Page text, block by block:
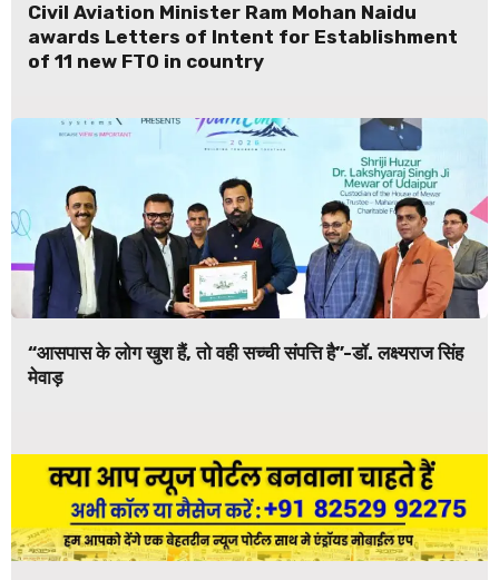
Civil Aviation Minister Ram Mohan Naidu
awards Letters of Intent for Establishment
of 11 new FTO in country
“आसपास के लोग खुश हैं, तो वही सच्ची संपत्ति है”-डॉ. लक्ष्यराज सिंह
मेवाड़